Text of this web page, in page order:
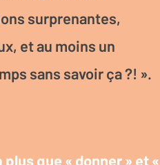
surprenantes,
et au moins un
sans savoir ça ?! ».
que « donner » et «